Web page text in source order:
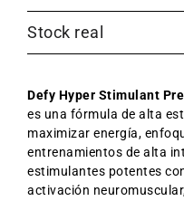
Stock real
Defy Hyper Stimulant
es una fórmula de alta
maximizar energía,
entrenamientos de alta
estimulantes potentes
activación